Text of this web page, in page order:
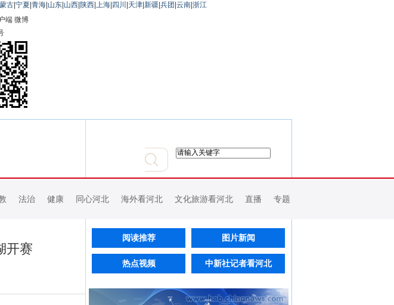
古 宁夏 青海 山东 山西 陕西 上海 四川 天津 新疆 兵团 云南 浙江
端 微博
法治 健康 同心河北 海外看河北 文化旅游看河北 直播 专题
开赛
阅读推荐 图片新闻
热点视频 中新社记者看河北